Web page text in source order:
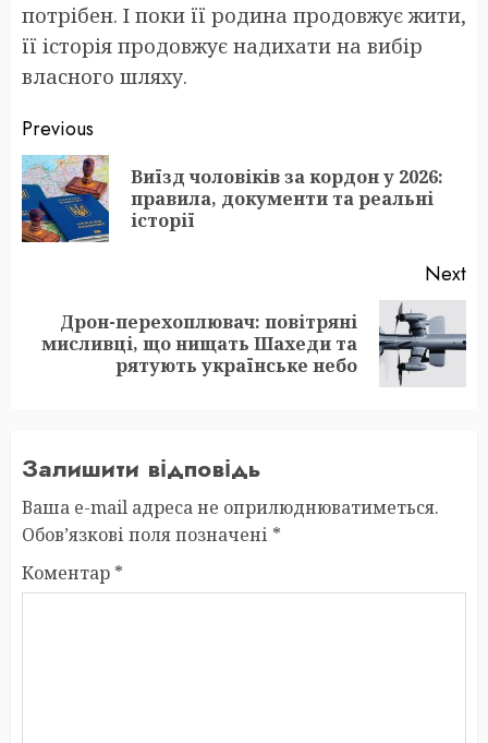
потрібен. І поки її родина продовжує жити,
її історія продовжує надихати на вибір
власного шляху.
Post
navigation
Previous
Виїзд чоловіків за кордон у 2026:
правила, документи та реальні
історії
Next
Next
Дрон-перехоплювач: повітряні
мисливці, що нищать Шахеди та
рятують українське небо
Залишити відповідь
Ваша e-mail адреса не оприлюднюватиметься.
Обов’язкові поля позначені *
Коментар *